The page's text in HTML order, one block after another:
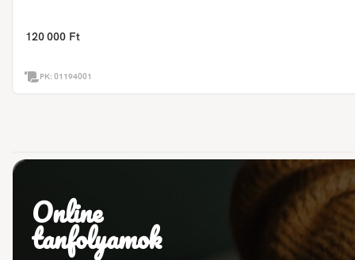
120 000 Ft
PK:01194001
Online
tanfolyamok